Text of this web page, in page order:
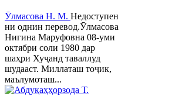
Ӯлмасова Н. М. Недоступен
ни однин перевод.Ӯлмасова
Нигина Маруфовна 08-уми
октябри соли 1980 дар
шаҳри Хуҷанд таваллуд
шудааст. Миллаташ тоҷик,
маълумоташ...